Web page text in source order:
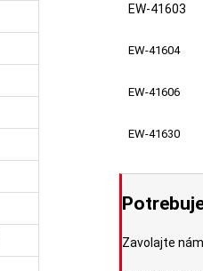
EW-41603
EW-41604
EW-41606
EW-41630
Zavolajte